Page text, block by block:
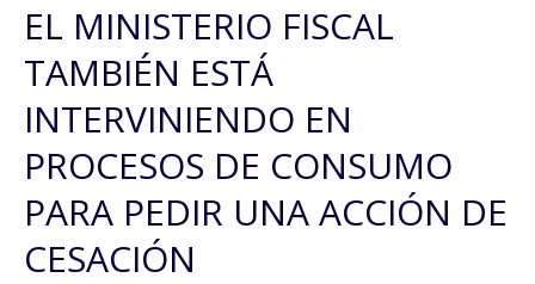
EL MINISTERIO FISCAL
TAMBIÉN ESTÁ
INTERVINIENDO EN
PROCESOS DE CONSUMO
PARA PEDIR UNA ACCIÓN DE
CESACIÓN